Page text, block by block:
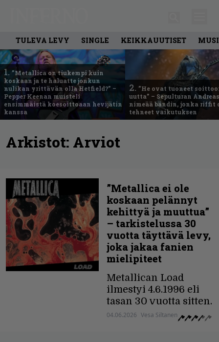
TULEVA LEVY SINGLE KEIKKAUUTISET
1. ”Metallica on tiukempi kuin
koskaan ja te haluatte jonkun
nulikan yrittävän olla Hetfield?” –
Pepper Keenan muisteli
ensimmäistä koesoittoaan hevijätin
kanssa
2. ”He ovat tuoneet
uutta” – Sepulturan
nimeää bändin, jonka riffit
tehneet vaikutuksen
Arkistot: Arviot
”Metallica ei ole
koskaan pelännyt
kehittyä ja muuttua”
– tarkistelussa 30
vuotta täyttävä levy,
joka jakaa fanien
mielipiteet
Metallican Load
ilmestyi 4.6.1996 eli
tasan 30 vuotta sitten.
04.06.2026 Vesa Siltanen